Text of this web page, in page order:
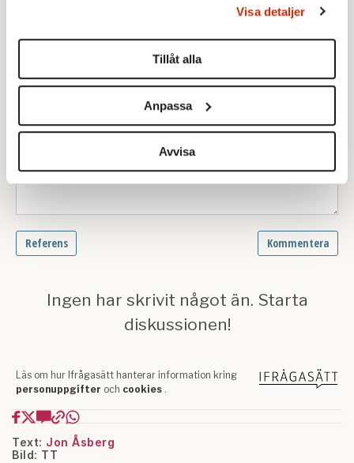
Du kan ändra eller dra tillbaka ditt samtycke när som
helst från cookie-förklaringen.
Vi använder enhetsidentifierare för att anpassa innehållet
för sociala medier och analysera vår trafik. Vi
vidarebefordrar även sådana identifierare och annan
information från din enhet till de sociala medier och
annons- och analysföretag som vi samarbetar med.
Om du vill läsa mer om hur vi hanterar personuppgifter
Visa detaljer
Tillåt alla
Anpassa
Avvisa
Text: Jon Åsberg
Bild: TT